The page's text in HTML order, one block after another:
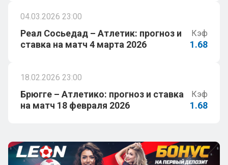
04.03.2026 23:00
Реал Сосьедад – Атлетик: прогноз и
ставка на матч 4 марта 2026
Кэф
1.68
18.02.2026 23:00
Брюгге – Атлетико: прогноз и ставка
на матч 18 февраля 2026
Кэф
1.68